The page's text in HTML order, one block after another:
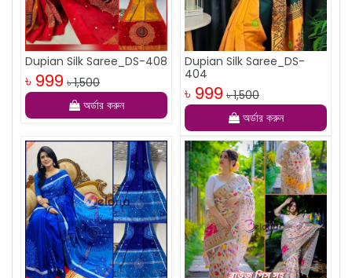
Dupian Silk Saree_DS-408
৳ 999 ৳ 1,500
অর্ডার করুন
Dupian Silk Saree_DS-
404
৳ 999 ৳ 1,500
অর্ডার করুন